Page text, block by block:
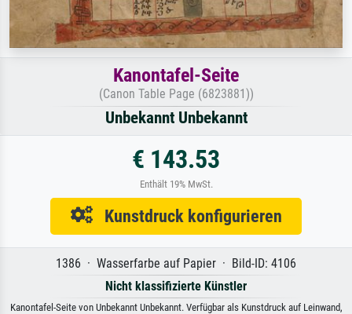
Kanontafel-Seite
(Canon Table Page (6823881))
Unbekannt Unbekannt
€ 143.53
Enthält 19% MwSt.
Kunstdruck konfigurieren
1386 · Wasserfarbe auf Papier · Bild-ID: 4106
Nicht klassifizierte Künstler
Kanontafel-Seite von Unbekannt Unbekannt. Verfügbar als Kunstdruck auf Leinwand,